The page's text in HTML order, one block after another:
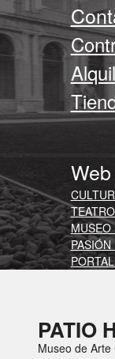
MUSEO
PASIÓN
PATIO
Museo de